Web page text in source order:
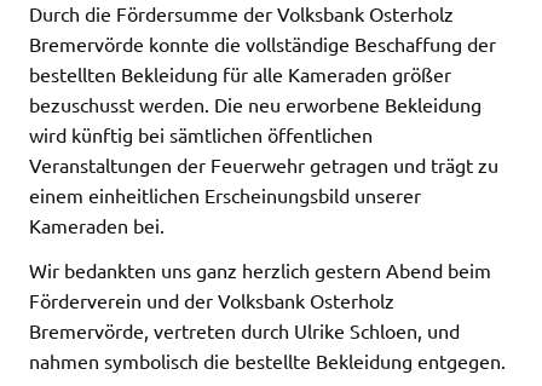
Durch die Fördersumme der Volksbank Osterholz
Bremervörde konnte die vollständige Beschaffung der
bestellten Bekleidung für alle Kameraden größer
bezuschusst werden. Die neu erworbene Bekleidung
wird künftig bei sämtlichen öffentlichen
Veranstaltungen der Feuerwehr getragen und trägt zu
einem einheitlichen Erscheinungsbild unserer
Kameraden bei.
Wir bedankten uns ganz herzlich gestern Abend beim
Förderverein und der Volksbank Osterholz
Bremervörde, vertreten durch Ulrike Schloen, und
nahmen symbolisch die bestellte Bekleidung entgegen.